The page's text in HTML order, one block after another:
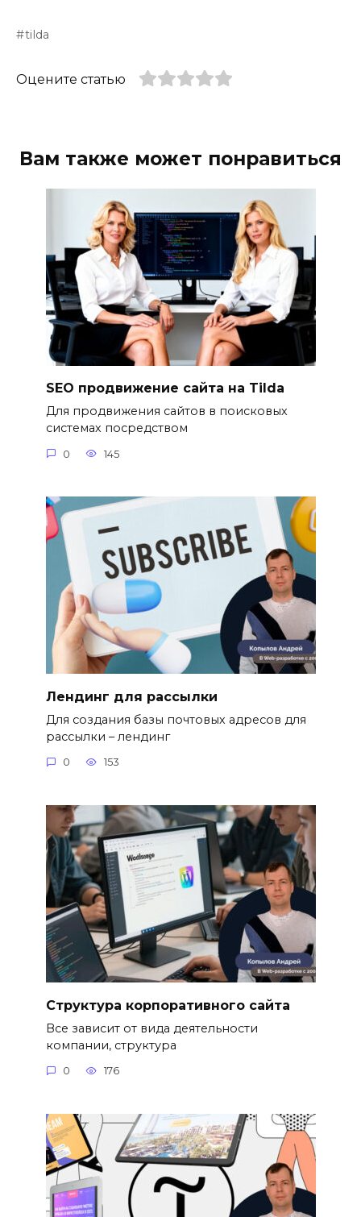
tilda
Оцените статью
Вам также может понравиться
SEO продвижение сайта на Tilda
Для продвижения сайтов в поисковых
системах посредством
0 145
Лендинг для рассылки
Для создания базы почтовых адресов для
рассылки – лендинг
0 153
Структура корпоративного сайта
Все зависит от вида деятельности
компании, структура
0 176